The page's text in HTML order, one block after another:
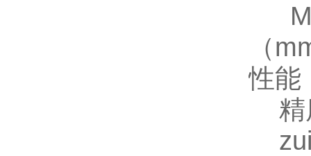
（
性能
精
zui